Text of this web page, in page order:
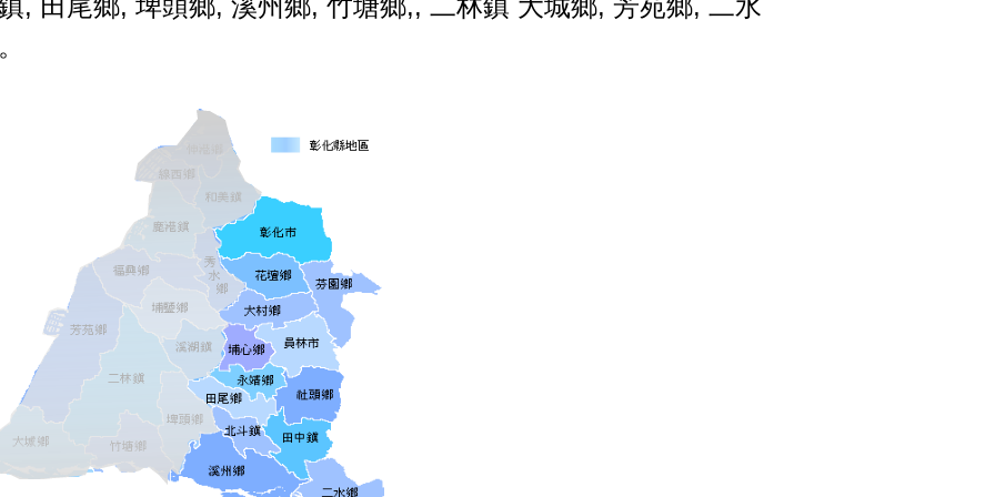
, 田尾鄉, 埤頭鄉, 溪州鄉, 竹塘鄉,, 二林鎮 大城鄉, 芳苑鄉, 二水